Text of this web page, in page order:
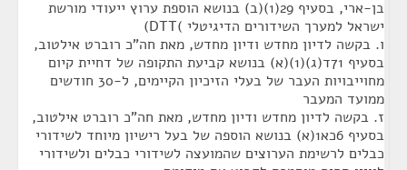
בן-ארי, בסעיף 29(1)(ב) בנושא הוספת ערוץ ייעודי מורשת
ישראל למערך השידורים הדיגיטלי )DTT)
ו. בקשה לדיון מחדש ודיון מחדש, מאת חה"כ רוברט אילטוב,
בסעיף 71ד(ג)(1)(א) בנושא קביעת התקופה של דחיית קיום
מחוייבויות העבר של בעלי הזיכיון הקיימים, ל-30 חודשים
ממועד המעבר
ז. בקשה לדיון מחדש ודיון מחדש, מאת חה"כ רוברט אילטוב,
בסעיף 6כא1(א) בנושא הוספה של בעל רישיון מיוחד לשידורי
כבלים לרשימת הערוצים שהמועצה לשידורי כבלים ולשידורי